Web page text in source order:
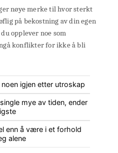
nøye merke til hvor sterkt
på bekostning av din egen
opplever noe som
konflikter for ikke å bli
igjen etter utroskap
mye av tiden, ender
enn å være i et forhold
alene